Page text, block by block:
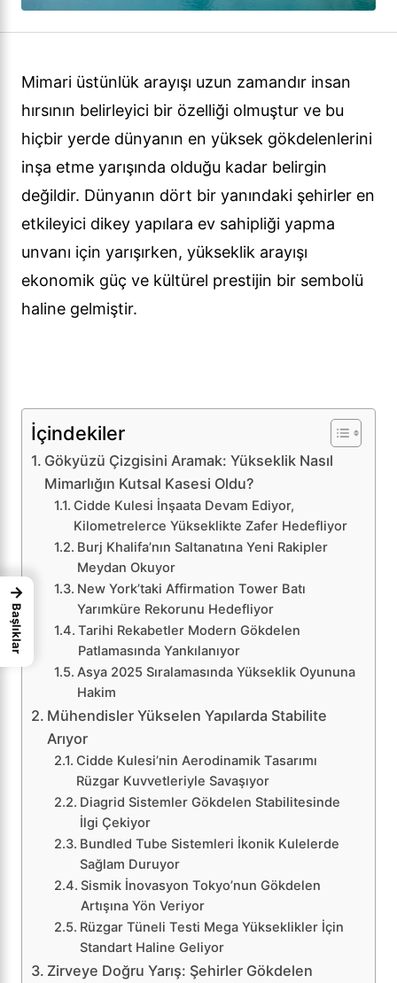
Mimari üstünlük arayışı uzun zamandır insan
hırsının belirleyici bir özelliği olmuştur ve bu
hiçbir yerde dünyanın en yüksek gökdelenlerini
inşa etme yarışında olduğu kadar belirgin
değildir. Dünyanın dört bir yanındaki şehirler en
etkileyici dikey yapılara ev sahipliği yapma
unvanı için yarışırken, yükseklik arayışı
ekonomik güç ve kültürel prestijin bir sembolü
haline gelmiştir.
İçindekiler
Gökyüzü Çizgisini Aramak: Yükseklik Nasıl
Mimarlığın Kutsal Kasesi Oldu?
Cidde Kulesi İnşaata Devam Ediyor,
Kilometrelerce Yükseklikte Zafer Hedefliyor
Burj Khalifa’nın Saltanatına Yeni Rakipler
Meydan Okuyor
New York’taki Affirmation Tower Batı
Yarımküre Rekorunu Hedefliyor
Tarihi Rekabetler Modern Gökdelen
Patlamasında Yankılanıyor
Asya 2025 Sıralamasında Yükseklik Oyununa
Hakim
Mühendisler Yükselen Yapılarda Stabilite
Arıyor
Cidde Kulesi’nin Aerodinamik Tasarımı
Rüzgar Kuvvetleriyle Savaşıyor
Diagrid Sistemler Gökdelen Stabilitesinde
İlgi Çekiyor
Bundled Tube Sistemleri İkonik Kulelerde
Sağlam Duruyor
Sismik İnovasyon Tokyo’nun Gökdelen
Artışına Yön Veriyor
Rüzgar Tüneli Testi Mega Yükseklikler İçin
Standart Haline Geliyor
Zirveye Doğru Yarış: Şehirler Gökdelen
→
Başlıklar